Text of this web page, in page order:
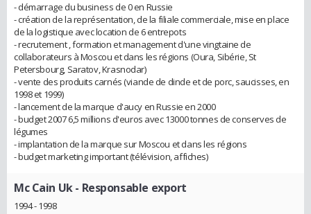
- démarrage du business de 0 en Russie
- création de la représentation, de la filiale commerciale, mise en place
de la logistique avec location de 6 entrepots
- recrutement , formation et management d'une vingtaine de
collaborateurs à Moscou et dans les régions (Oura, Sibérie, St
Petersbourg, Saratov, Krasnodar)
- vente des produits carnés (viande de dinde et de porc, saucisses, en
1998 et 1999)
- lancement de la marque d'aucy en Russie en 2000
- budget 2007 6,5 millions d'euros avec 13000 tonnes de conserves de
légumes
- implantation de la marque sur Moscou et dans les régions
- budget marketing important (télévision, affiches)
Mc Cain Uk- Responsable export
1994 - 1998